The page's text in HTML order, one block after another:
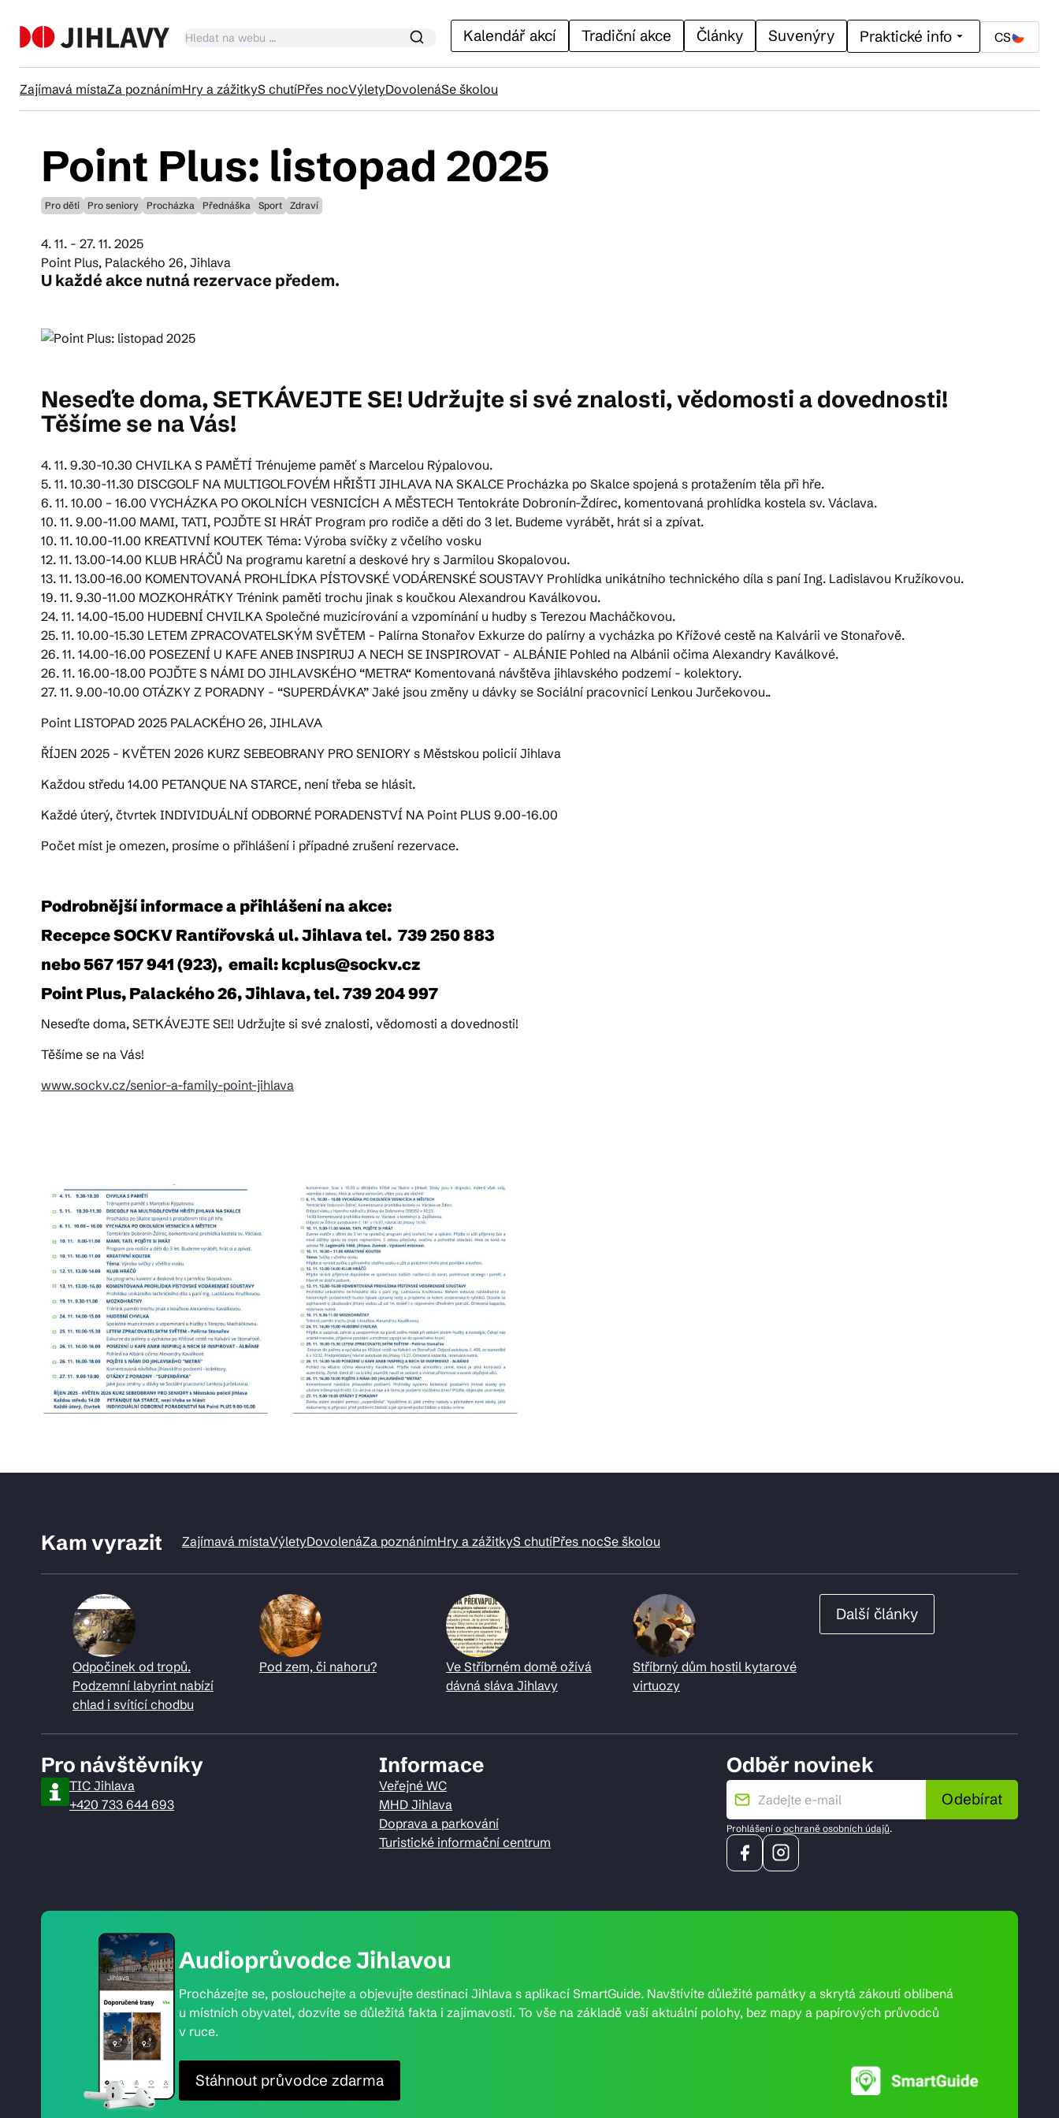
Kalendář akcí Tradiční akce Články Suvenýry Praktické info CS
Zajímavá místaZa poznánímHry a zážitkyS chutíPřes nocVýletyDovolenáSe školou
Kalendář akcí
Články
Praktické info
Kam vyrazit
CS EN DE
© 2026 Brána Jihlavy
Point Plus: listopad 2025
Pro děti Pro seniory Procházka Přednáška Sport Zdraví
4. 11. - 27. 11. 2025
Point Plus, Palackého 26, Jihlava
U každé akce nutná rezervace předem.
Neseďte doma, SETKÁVEJTE SE! Udržujte si své znalosti, vědomosti a dovednosti!
Těšíme se na Vás!
4. 11. 9.30-10.30 CHVILKA S PAMĚTÍ Trénujeme paměť s Marcelou Rýpalovou.
5. 11. 10.30-11.30 DISCGOLF NA MULTIGOLFOVÉM HŘIŠTI JIHLAVA NA SKALCE Procházka po Skalce spojená s protažením těla při hře.
6. 11. 10.00 – 16.00 VYCHÁZKA PO OKOLNÍCH VESNICÍCH A MĚSTECH Tentokráte Dobronín-Ždírec, komentovaná prohlídka kostela sv. Václava.
10. 11. 9.00-11.00 MAMI, TATI, POJĎTE SI HRÁT Program pro rodiče a děti do 3 let. Budeme vyrábět, hrát si a zpívat.
10. 11. 10.00-11.00 KREATIVNÍ KOUTEK Téma: Výroba svíčky z včelího vosku
12. 11. 13.00-14.00 KLUB HRÁČŮ Na programu karetní a deskové hry s Jarmilou Skopalovou.
13. 11. 13.00–16.00 KOMENTOVANÁ PROHLÍDKA PÍSTOVSKÉ VODÁRENSKÉ SOUSTAVY Prohlídka unikátního technického díla s paní Ing. Ladislavou Kružíkovou.
19. 11. 9.30-11.00 MOZKOHRÁTKY Trénink paměti trochu jinak s koučkou Alexandrou Kaválkovou.
24. 11. 14.00-15.00 HUDEBNÍ CHVILKA Společné muzicírování a vzpomínání u hudby s Terezou Macháčkovou.
25. 11. 10.00-15.30 LETEM ZPRACOVATELSKÝM SVĚTEM - Palírna Stonařov Exkurze do palírny a vycházka po Křížové cestě na Kalvárii ve Stonařově.
26. 11. 14.00-16.00 POSEZENÍ U KAFE ANEB INSPIRUJ A NECH SE INSPIROVAT - ALBÁNIE Pohled na Albánii očima Alexandry Kaválkové.
26. 11. 16.00-18.00 POJĎTE S NÁMI DO JIHLAVSKÉHO “METRA“ Komentovaná návštěva jihlavského podzemí - kolektory.
27. 11. 9.00-10.00 OTÁZKY Z PORADNY - “SUPERDÁVKA” Jaké jsou změny u dávky se Sociální pracovnicí Lenkou Jurčekovou..
Point LISTOPAD 2025 PALACKÉHO 26, JIHLAVA
ŘÍJEN 2025 - KVĚTEN 2026 KURZ SEBEOBRANY PRO SENIORY s Městskou policií Jihlava
Každou středu 14.00 PETANQUE NA STARCE, není třeba se hlásit.
Každé úterý, čtvrtek INDIVIDUÁLNÍ ODBORNÉ PORADENSTVÍ NA Point PLUS 9.00-16.00
Počet míst je omezen, prosíme o přihlášení i případné zrušení rezervace.
Podrobnější informace a přihlášení na akce:
Recepce SOCKV Rantířovská ul. Jihlava tel. 739 250 883
nebo 567 157 941 (923), email: kcplus@sockv.cz
Point Plus, Palackého 26, Jihlava, tel. 739 204 997
Neseďte doma, SETKÁVEJTE SE!! Udržujte si své znalosti, vědomosti a dovednosti!
Těšíme se na Vás!
www.sockv.cz/senior-a-family-point-jihlava
Kam vyrazit Zajímavá místaVýletyDovolenáZa poznánímHry a zážitkyS chutíPřes nocSe školou
Odpočinek od tropů.
Podzemní labyrint nabízí
chlad i svítící chodbu
Pod zem, či nahoru?
Ve Stříbrném domě ožívá
dávná sláva Jihlavy
Stříbrný dům hostil kytarové
virtuozy
Další články
Pro návštěvníky
TIC Jihlava
+420 733 644 693
Informace
Veřejné WC
MHD Jihlava
Doprava a parkování
Turistické informační centrum
Odběr novinek
Odebírat
Prohlášení o ochraně osobních údajů.
Audioprůvodce Jihlavou
Procházejte se, poslouchejte a objevujte destinaci Jihlava s aplikací SmartGuide. Navštívíte důležité památky a skrytá zákoutí oblíbená
u místních obyvatel, dozvíte se důležitá fakta i zajímavosti. To vše na základě vaší aktuální polohy, bez mapy a papírových průvodců
v ruce.
Stáhnout průvodce zdarma